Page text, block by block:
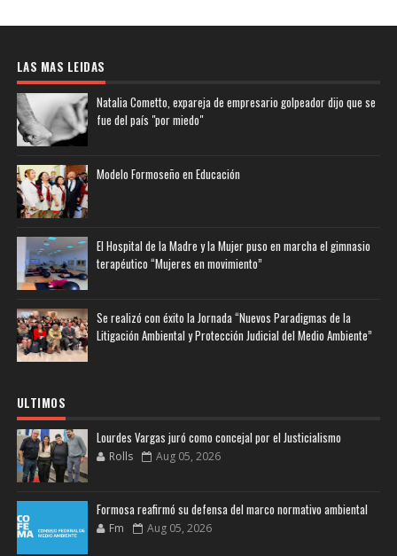
LAS MAS LEIDAS
Natalia Cometto, expareja de empresario golpeador dijo que se
fue del país "por miedo"
Modelo Formoseño en Educación
El Hospital de la Madre y la Mujer puso en marcha el gimnasio
terapéutico “Mujeres en movimiento”
Se realizó con éxito la Jornada “Nuevos Paradigmas de la
Litigación Ambiental y Protección Judicial del Medio Ambiente”
ULTIMOS
Lourdes Vargas juró como concejal por el Justicialismo
Rolls Aug 05, 2026
Formosa reafirmó su defensa del marco normativo ambiental
Fm Aug 05, 2026